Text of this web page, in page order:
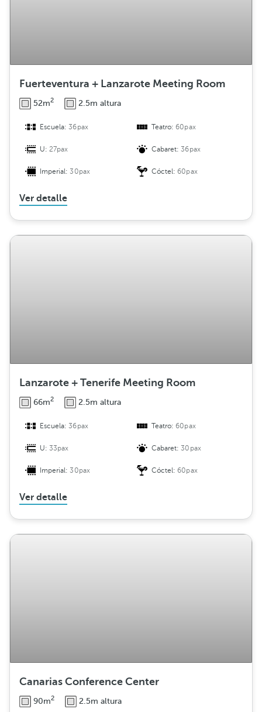
Fuerteventura + Lanzarote Meeting Room
52m2 2.5m altura
Escuela:36pax Teatro:60pax
U:27pax Cabaret:36pax
Imperial:30pax Cóctel:60pax
Ver detalle
Lanzarote + Tenerife Meeting Room
66m2 2.5m altura
Escuela:36pax Teatro:60pax
U:33pax Cabaret:30pax
Imperial:30pax Cóctel:60pax
Ver detalle
Canarias Conference Center
90m2 2.5m altura